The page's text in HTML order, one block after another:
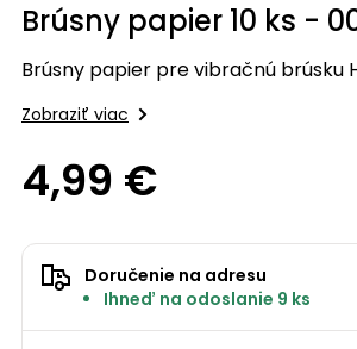
Brúsny papier 10 ks -
Brúsny papier pre vibračnú brúsku
Zobraziť viac
4,99 €
Doručenie na adresu
Ihneď na odoslanie 9 ks